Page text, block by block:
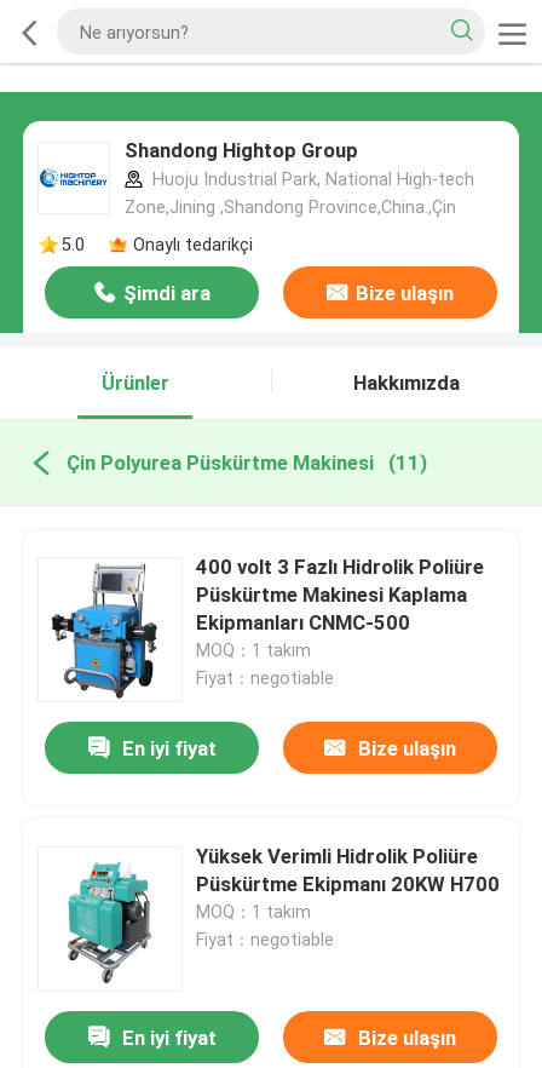
Shandong Hightop Group
Huoju Industrial Park, National High-tech
Zone,Jining ,Shandong Province,China.,Çin
5.0
Onaylı tedarikçi
Şimdi ara Bize ulaşın
Ürünler Hakkımızda
Çin Polyurea Püskürtme Makinesi (11)
400 volt 3 Fazlı Hidrolik Poliüre
Püskürtme Makinesi Kaplama
Ekipmanları CNMC-500
MOQ：1 takım
Fiyat：negotiable
En iyi fiyat Bize ulaşın
Yüksek Verimli Hidrolik Poliüre
Püskürtme Ekipmanı 20KW H700
MOQ：1 takım
Fiyat：negotiable
En iyi fiyat Bize ulaşın